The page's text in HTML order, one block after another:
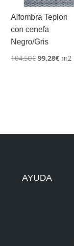
Alfombra Teplon
con cenefa
Negro/Gris
104,50€El
99,28€Elm2
AYUDA